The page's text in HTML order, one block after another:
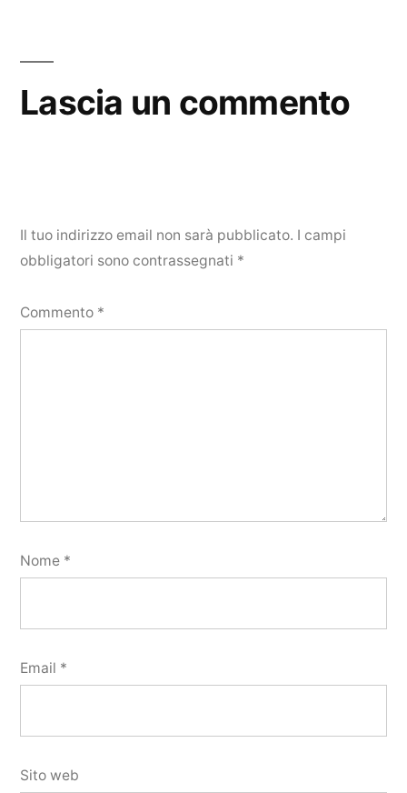
Lascia un commento
Il tuo indirizzo email non sarà pubblicato. I campi
obbligatori sono contrassegnati *
Commento *
Nome *
Email *
Sito web